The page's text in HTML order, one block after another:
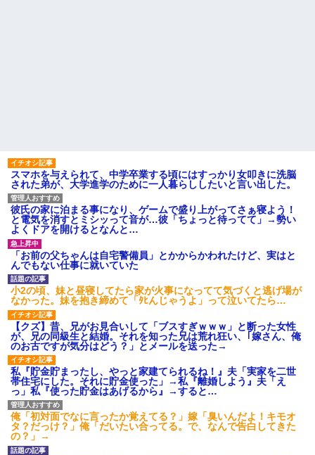
スマホを与えられて、中学卒業する頃にはすっかり女叩きに洗脳
された弟が、大学進学のために一人暮らししたいと言い出した。
彼氏の家に泊まる事になり、ゲームで盛り上がってさぁ寝よう！
と電気を消すとミシッって音が…彼「ちょっと待ってて」→勢い
よくドアを開けるとなんと…
「お前の父ちゃんは自宅警備員」とかからかわれたけど、実はと
んでもない仕事に就いていた
小2の頃、妹と昼寝してたら家が火事になってて気づくと逃げ場が
なかった。妹を抱き締めて「ﾀﾋんじゃうよ」って泣いてたら…
【クズ】昔、兄がお見合いして「ブスすぎｗｗｗ」と断った女性
が、兄の同級生と結婚。それを知った兄は荒れ狂い、｢嫁さん、俺
のお古ですが気分はどう？」とメールを送った→
私『貯金貯まったし、やっと家建てられるね！』夫「実家を二世
帯住宅にした。それに貯金使った」→私『離婚しよう』夫「え
っ」私『使った貯金はあげるから』→すると…
俺「初対面でなに言ったか覚えてる？」嫁「臭いんだよ！キモオ
タ？だっけ？」俺「だいたい合ってる。で、なんで告白してきた
の？」→